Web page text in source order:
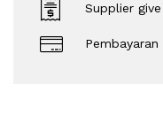
Supplier
Pembayaran